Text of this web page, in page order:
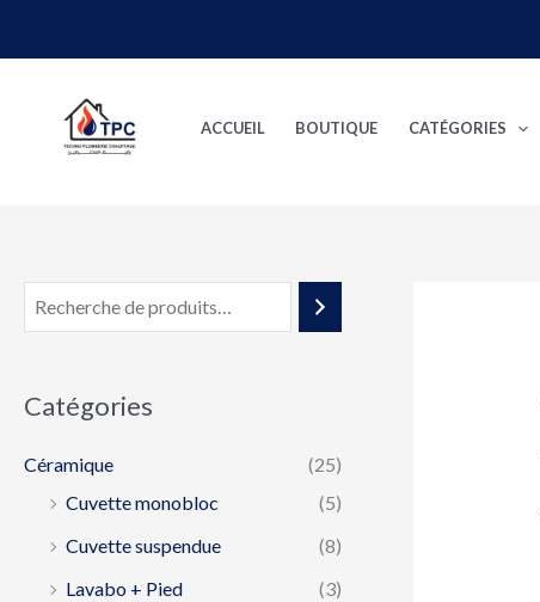
ACCUEIL BOUTIQUE CATÉGORIES
Catégories
Céramique
(25)
Cuvette monobloc
(5)
Cuvette suspendue
(8)
Lavabo + Pied
(3)